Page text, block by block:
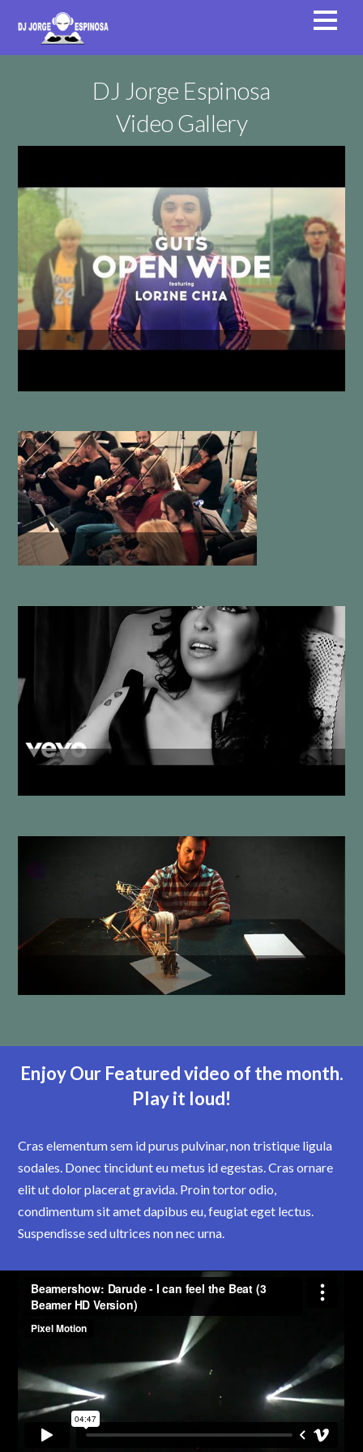
DJ Jorge Espinosa
Video Gallery
Enjoy Our Featured video of the month.
Play it loud!
Cras elementum sem id purus pulvinar, non tristique ligula
sodales. Donec tincidunt eu metus id egestas. Cras ornare
elit ut dolor placerat gravida. Proin tortor odio,
condimentum sit amet dapibus eu, feugiat eget lectus.
Suspendisse sed ultrices non nec urna.